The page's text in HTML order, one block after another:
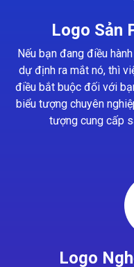
Logo Sản
Nếu bạn đang điều
dự định ra mắt nó, thì
điều bắt buộc đối với
biểu tượng chuyên
tượng cung cấp
Logo